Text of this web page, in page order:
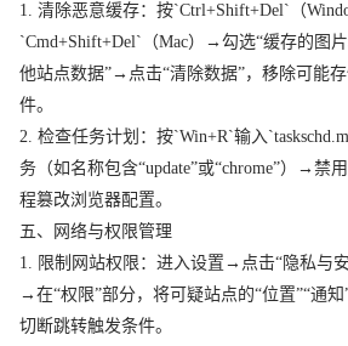
1. 清除恶意缓存：按`Ctrl+Shift+Del`（
`Cmd+Shift+Del`（Mac）→勾选“缓存的图
他站点数据”→点击“清除数据”，移除可能
件。
2. 检查任务计划：按`Win+R`输入
务（如名称包含“update”或“chrome”）→禁
程篡改浏览器配置。
五、网络与权限管理
1. 限制网站权限：进入设置→点击“隐私与
→在“权限”部分，将可疑站点的“位置”“通知
切断跳转触发条件。